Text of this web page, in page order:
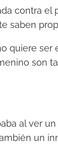
contra el
saben
quiere
son
al ver
un